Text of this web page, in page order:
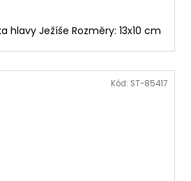
hlavy Ježíše Rozměry: 13x10 cm
Kód: ST-85417